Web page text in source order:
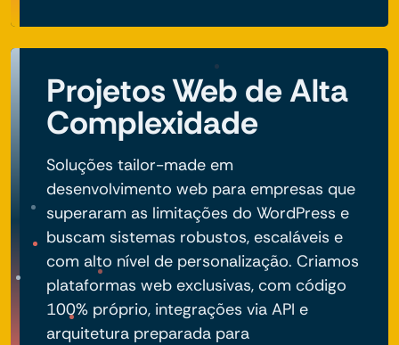
Projetos Web de Alta
Complexidade
Soluções tailor-made em
desenvolvimento web para empresas que
superaram as limitações do WordPress e
buscam sistemas robustos, escaláveis e
com alto nível de personalização. Criamos
plataformas web exclusivas, com código
100% próprio, integrações via API e
arquitetura preparada para